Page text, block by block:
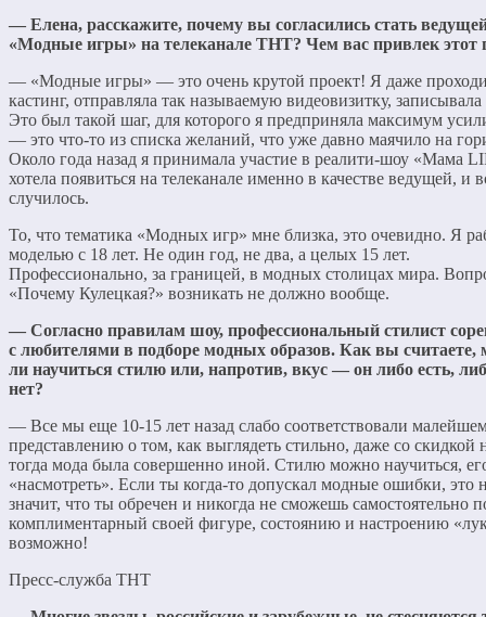
— Елена, расскажите, почему вы согласились стать
«Модные игры» на телеканале ТНТ? Чем вас привлек этот
— «Модные игры» — это очень крутой проект! Я даже
кастинг, отправляла так называемую видеовизитку,
Это был такой шаг, для которого я предприняла максимум
— это что-то из списка желаний, что уже давно маячило на
Около года назад я принимала участие в реалити-шоу «Мама
хотела появиться на телеканале именно в качестве ведущей, и
случилось.
То, что тематика «Модных игр» мне близка, это очевидно. Я
моделью с 18 лет. Не один год, не два, а целых 15 лет.
Профессионально, за границей, в модных столицах мира.
«Почему Кулецкая?» возникать не должно вообще.
— Согласно правилам шоу, профессиональный стилист
с любителями в подборе модных образов. Как вы считаете,
ли научиться стилю или, напротив, вкус — он либо есть,
нет?
— Все мы еще 10-15 лет назад слабо соответствовали
представлению о том, как выглядеть стильно, даже со скидкой
тогда мода была совершенно иной. Стилю можно научиться,
«насмотреть». Если ты когда-то допускал модные ошибки, это
значит, что ты обречен и никогда не сможешь самостоятельно
комплиментарный своей фигуре, состоянию и настроению
возможно!
Пресс-служба ТНТ